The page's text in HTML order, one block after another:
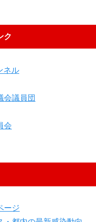
ク
ネル
会議員団
会
ージ